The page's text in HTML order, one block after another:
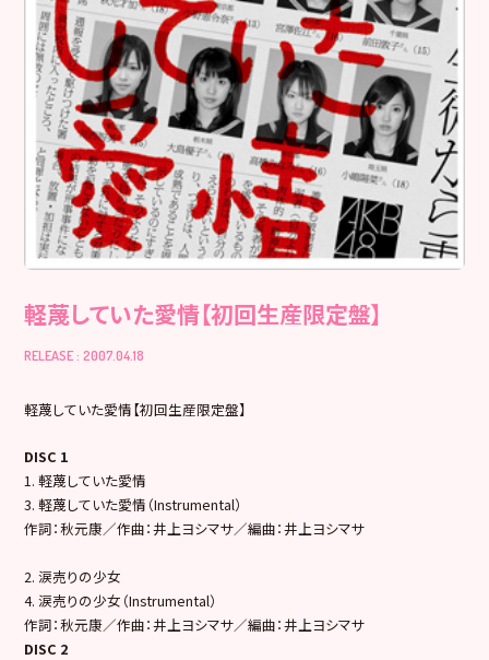
軽蔑していた愛情【初回生産限定盤】
RELEASE : 2007.04.18
軽蔑していた愛情【初回生産限定盤】
DISC 1
1. 軽蔑していた愛情
3. 軽蔑していた愛情（Instrumental）
作詞：秋元康／作曲：井上ヨシマサ／編曲：井上ヨシマサ
2. 涙売りの少女
4. 涙売りの少女（Instrumental）
作詞：秋元康／作曲：井上ヨシマサ／編曲：井上ヨシマサ
DISC 2